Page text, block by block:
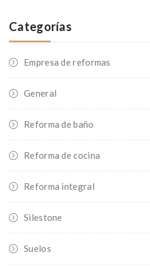
Categorías
Empresa de reformas
General
Reforma de baño
Reforma de cocina
Reforma integral
Silestone
Suelos